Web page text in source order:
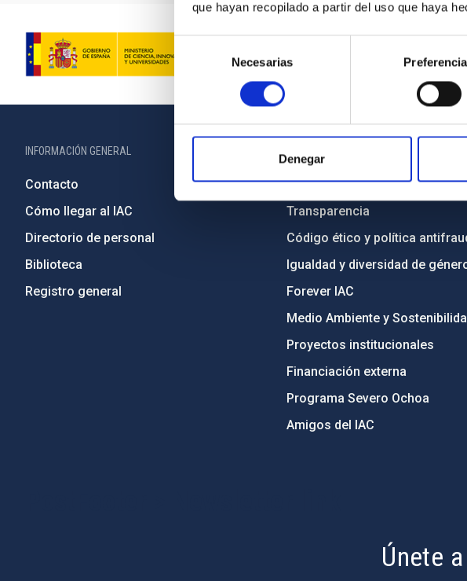
que hayan recopilado a partir del uso que haya
de
consentimiento
Necesarias
Denegar
INFORMACIÓN GENERAL
Contacto
Cómo llegar al IAC
Directorio de personal
Biblioteca
Registro general
Legislación
Transparencia
Código ético y política
Igualdad y diversidad de
Forever IAC
Medio Ambiente y
Proyectos institucionales
Financiación externa
Programa Severo Ochoa
Amigos del IAC
Únete